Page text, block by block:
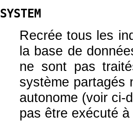
SYSTEM
Recrée tous les
la base de
ne sont pas
système partagés
autonome (voir
pas être exécuté